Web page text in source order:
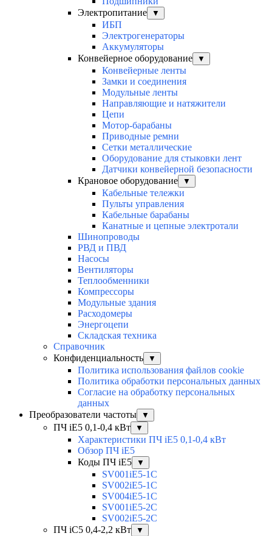
Электропитание
▼
ИБП
Электрогенераторы
Аккумуляторы
Конвейерное оборудование
▼
Конвейерные ленты
Замки и соединения
Модульные ленты
Направляющие и натяжители
Цепи
Мотор-барабаны
Приводные ремни
Сетки металлические
Оборудование для стыковки лент
Датчики конвейерной безопасности
Крановое оборудование
▼
Кабельные тележки
Пульты управления
Кабельные барабаны
Канатные и цепные электротали
Шинопроводы
РВД и ПВД
Насосы
Вентиляторы
Теплообменники
Компрессоры
Модульные здания
Расходомеры
Энергоцепи
Складская техника
Справочник
Конфиденциальность
▼
Политика использования файлов cookie
Политика обработки персональных данных
Согласие на обработку персональных
данных
Преобразователи частоты
▼
ПЧ iE5 0,1-0,4 кВт ▼
Характеристики ПЧ iE5 0,1-0,4 кВт
Обзор ПЧ iE5
Коды ПЧ iE5
▼
SV001iE5-1C
SV002iE5-1C
SV004iE5-1C
SV001iE5-2C
SV002iE5-2C
ПЧ iC5 0,4-2,2 кВт
▼